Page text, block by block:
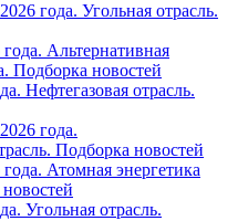
года. Угольная отрасль.
Альтернативная
Подборка новостей
Нефтегазовая отрасль.
года.
Подборка новостей
Атомная энергетика
Угольная отрасль.